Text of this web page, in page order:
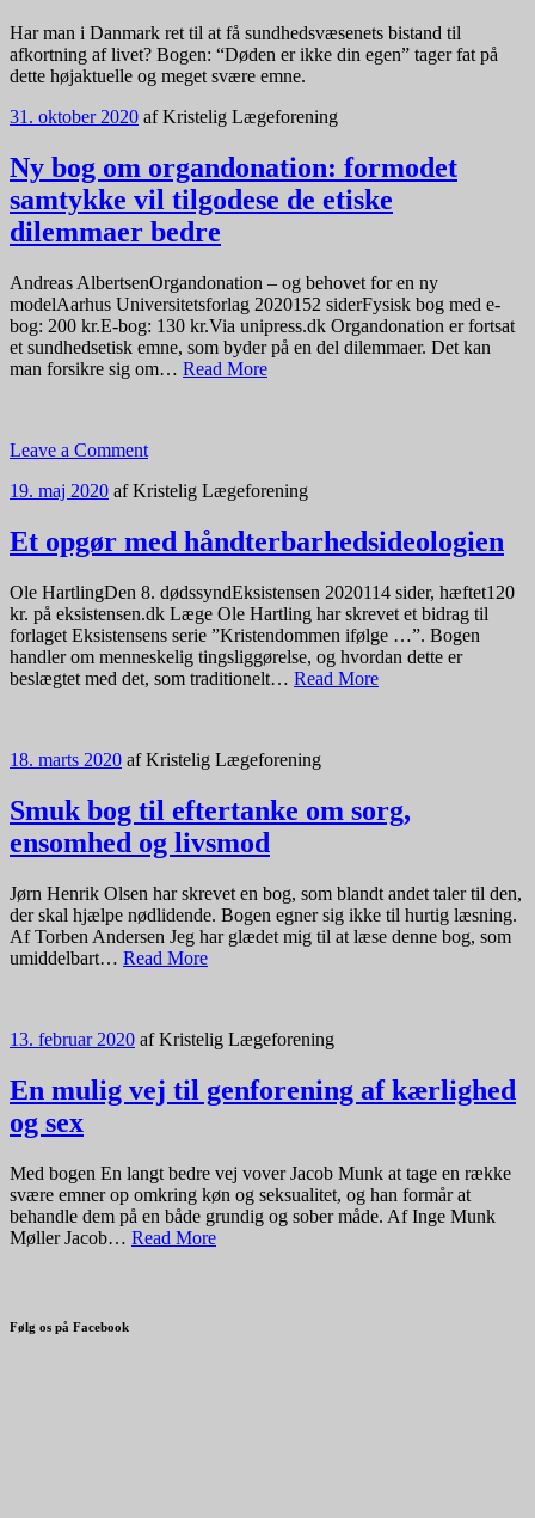
Har man i Danmark ret til at få sundhedsvæsenets bistand til
afkortning af livet? Bogen: “Døden er ikke din egen” tager fat på
dette højaktuelle og meget svære emne.
31. oktober 2020 afKristelig Lægeforening
Ny bog om organdonation: formodet
samtykke vil tilgodese de etiske
dilemmaer bedre
Andreas AlbertsenOrgandonation – og behovet for en ny
modelAarhus Universitetsforlag 2020152 siderFysisk bog med e-
bog: 200 kr.E-bog: 130 kr.Via unipress.dk Organdonation er fortsat
et sundhedsetisk emne, som byder på en del dilemmaer. Det kan
man forsikre sig om… Read More
Leave a Comment
19. maj 2020 afKristelig Lægeforening
Et opgør med håndterbarhedsideologien
Ole HartlingDen 8. dødssyndEksistensen 2020114 sider, hæftet120
kr. på eksistensen.dk Læge Ole Hartling har skrevet et bidrag til
forlaget Eksistensens serie ”Kristendommen ifølge …”. Bogen
handler om menneskelig tingsliggørelse, og hvordan dette er
beslægtet med det, som traditionelt… Read More
18. marts 2020 afKristelig Lægeforening
Smuk bog til eftertanke om sorg,
ensomhed og livsmod
Jørn Henrik Olsen har skrevet en bog, som blandt andet taler til den,
der skal hjælpe nødlidende. Bogen egner sig ikke til hurtig læsning.
Af Torben Andersen Jeg har glædet mig til at læse denne bog, som
umiddelbart… Read More
13. februar 2020 afKristelig Lægeforening
En mulig vej til genforening af kærlighed
og sex
Med bogen En langt bedre vej vover Jacob Munk at tage en række
svære emner op omkring køn og seksualitet, og han formår at
behandle dem på en både grundig og sober måde. Af Inge Munk
Møller Jacob… Read More
Følg os på Facebook